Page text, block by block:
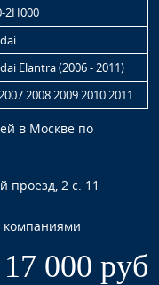
2H000
Elantra (2006 - 2011)
2008 2009 2010 2011
в Москве по
проезд, 2 с. 11
компаниями
17 000 руб